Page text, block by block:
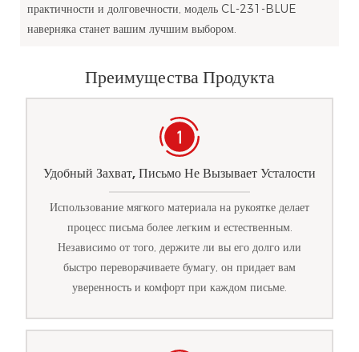
практичности и долговечности, модель CL-231-BLUE
наверняка станет вашим лучшим выбором.
Преимущества Продукта
Удобный Захват, Письмо Не Вызывает Усталости
Использование мягкого материала на рукоятке делает
процесс письма более легким и естественным.
Независимо от того, держите ли вы его долго или
быстро переворачиваете бумагу, он придает вам
уверенность и комфорт при каждом письме.